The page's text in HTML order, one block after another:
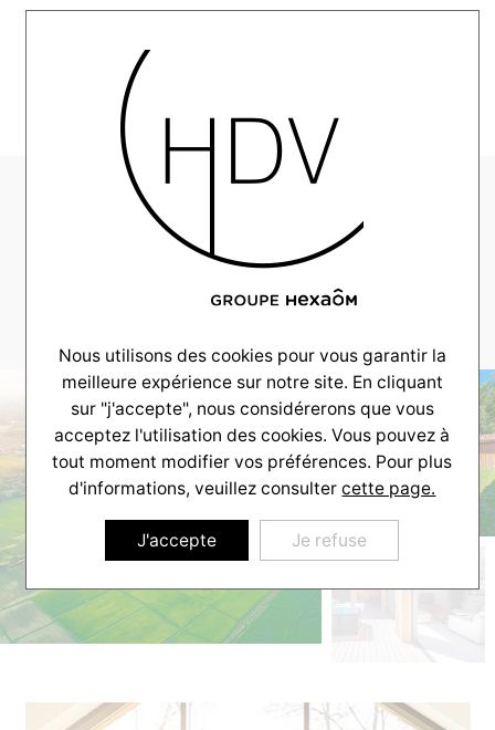
AUX CÔTÉS DE SES CLIENTS
Choisir son terrain
Le choix du terrain est fondamental dans votre projet
de construction. C’est le terrain qui déterminera vos
Nous utilisons des cookies pour vous garantir la
meilleure expérience sur notre site. En cliquant
sur "j'accepte", nous considérerons que vous
acceptez l'utilisation des cookies. Vous pouvez à
tout moment modifier vos préférences. Pour plus
d'informations, veuillez consultercette page.
J'accepte Je refuse